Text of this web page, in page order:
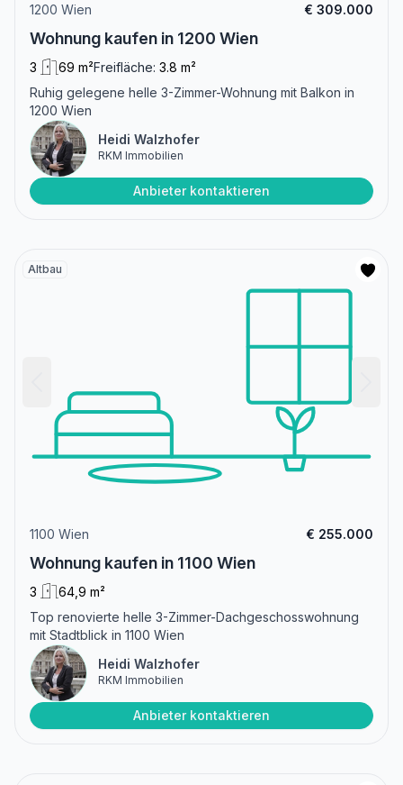
1200 Wien € 309.000
Wohnung kaufen in 1200 Wien
3 69 m²Freifläche: 3.8 m²
Ruhig gelegene helle 3-Zimmer-Wohnung mit Balkon in
1200 Wien
Heidi Walzhofer
RKM Immobilien
Anbieter kontaktieren
Altbau
1100 Wien € 255.000
Wohnung kaufen in 1100 Wien
3
64,9 m²
Top renovierte helle 3-Zimmer-Dachgeschosswohnung
mit Stadtblick in 1100 Wien
Heidi Walzhofer
RKM Immobilien
Anbieter kontaktieren